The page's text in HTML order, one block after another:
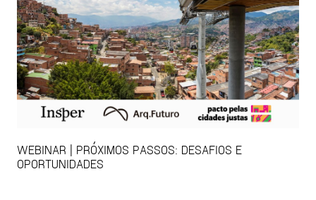
WEBINAR | PRÓXIMOS PASSOS: DESAFIOS E
OPORTUNIDADES